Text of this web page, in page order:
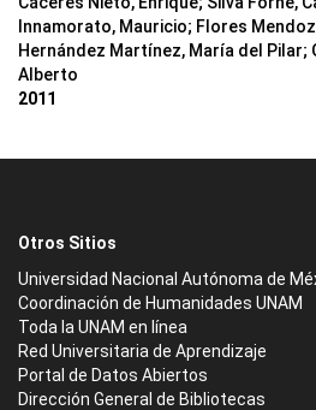
Innamorato, Mauricio; Flores
Hernández Martínez, María del Pilar;
Alberto
2011
Otros Sitios
Universidad Nacional Autónoma de
Coordinación de Humanidades UNAM
Toda la UNAM en línea
Red Universitaria de Aprendizaje
Portal de Datos Abiertos
Dirección General de Bibliotecas